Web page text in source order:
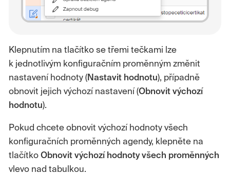
Klepnutím na tlačítko se třemi tečkami lze
k jednotlivým konfiguračním proměnným změnit
nastavení hodnoty ( Nastavit hodnotu), případně
obnovit jejich výchozí nastavení (Obnovit výchozí
hodnotu).
Pokud chcete obnovit výchozí hodnoty všech
konfiguračních proměnných agendy, klepněte na
tlačítko Obnovit výchozí hodnoty všech proměnných
vlevo nad tabulkou.